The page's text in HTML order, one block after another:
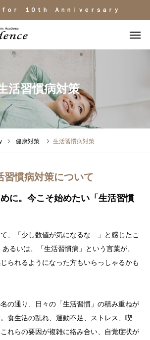
ｏｒ １０ｔｈ Ａｎｎｉｖｅｒｓａｒｙ
活習慣病対策
健康対策 生活習慣病対策
習慣病対策について
に。今こそ始めたい「生活習慣
、「少し数値が気になるな…」と感じたこ
るいは、「生活習慣病」という言葉が、
られるようになった方もいらっしゃるかも
の通り、日々の「生活習慣」の積み重ねが
食生活の乱れ、運動不足、ストレス、喫
れらの要因が複雑に絡み合い、自覚症状が
ＬＩＮＥ相談
よくある質問